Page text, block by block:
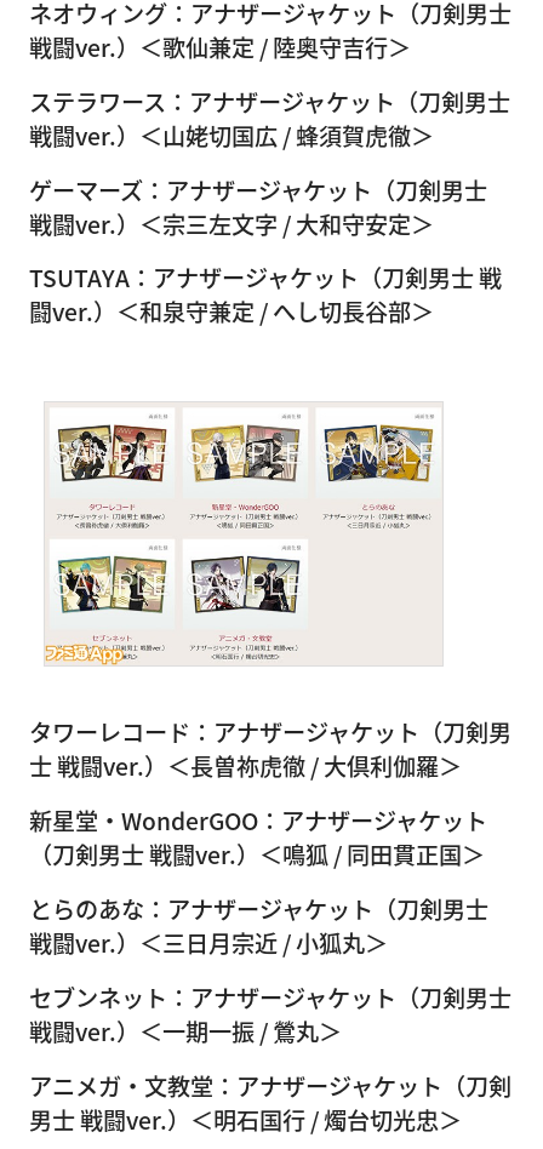
ネオウィング：アナザージャケット（刀剣男士
戦闘ver.）＜歌仙兼定 / 陸奥守吉行＞
ステラワース：アナザージャケット（刀剣男士
戦闘ver.）＜山姥切国広 / 蜂須賀虎徹＞
ゲーマーズ：アナザージャケット（刀剣男士
戦闘ver.）＜宗三左文字 / 大和守安定＞
TSUTAYA：アナザージャケット（刀剣男士 戦
闘ver.）＜和泉守兼定 / へし切長谷部＞
タワーレコード：アナザージャケット（刀剣男
士 戦闘ver.）＜長曽祢虎徹 / 大倶利伽羅＞
新星堂・WonderGOO：アナザージャケット
（刀剣男士 戦闘ver.）＜鳴狐 / 同田貫正国＞
とらのあな：アナザージャケット（刀剣男士
戦闘ver.）＜三日月宗近 / 小狐丸＞
セブンネット：アナザージャケット（刀剣男士
戦闘ver.）＜一期一振 / 鶯丸＞
アニメガ・文教堂：アナザージャケット（刀剣
男士 戦闘ver.）＜明石国行 / 燭台切光忠＞